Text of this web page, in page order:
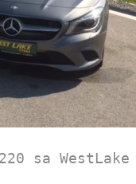
sa WestLake